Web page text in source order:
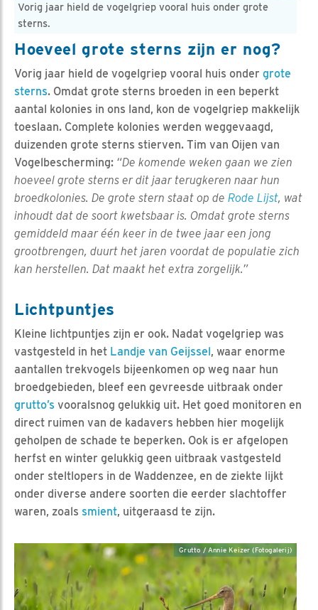
Vorig jaar hield de vogelgriep vooral huis onder grote
sterns.
Hoeveel grote sterns zijn er nog?
Vorig jaar hield de vogelgriep vooral huis onder grote
sterns. Omdat grote sterns broeden in een beperkt
aantal kolonies in ons land, kon de vogelgriep makkelijk
toeslaan. Complete kolonies werden weggevaagd,
duizenden grote sterns stierven. Tim van Oijen van
Vogelbescherming: “De komende weken gaan we zien
hoeveel grote sterns er dit jaar terugkeren naar hun
broedkolonies. De grote stern staat op de Rode Lijst, wat
inhoudt dat de soort kwetsbaar is. Omdat grote sterns
gemiddeld maar één keer in de twee jaar een jong
grootbrengen, duurt het jaren voordat de populatie zich
kan herstellen. Dat maakt het extra zorgelijk.”
Lichtpuntjes
Kleine lichtpuntjes zijn er ook. Nadat vogelgriep was
vastgesteld in het Landje van Geijssel, waar enorme
aantallen trekvogels bijeenkomen op weg naar hun
broedgebieden, bleef een gevreesde uitbraak onder
grutto’s vooralsnog gelukkig uit. Het goed monitoren en
direct ruimen van de kadavers hebben hier mogelijk
geholpen de schade te beperken. Ook is er afgelopen
herfst en winter gelukkig geen uitbraak vastgesteld
onder steltlopers in de Waddenzee, en de ziekte lijkt
onder diverse andere soorten die eerder slachtoffer
waren, zoals smient, uitgeraasd te zijn.
Grutto / Annie Keizer (Fotogalerij)